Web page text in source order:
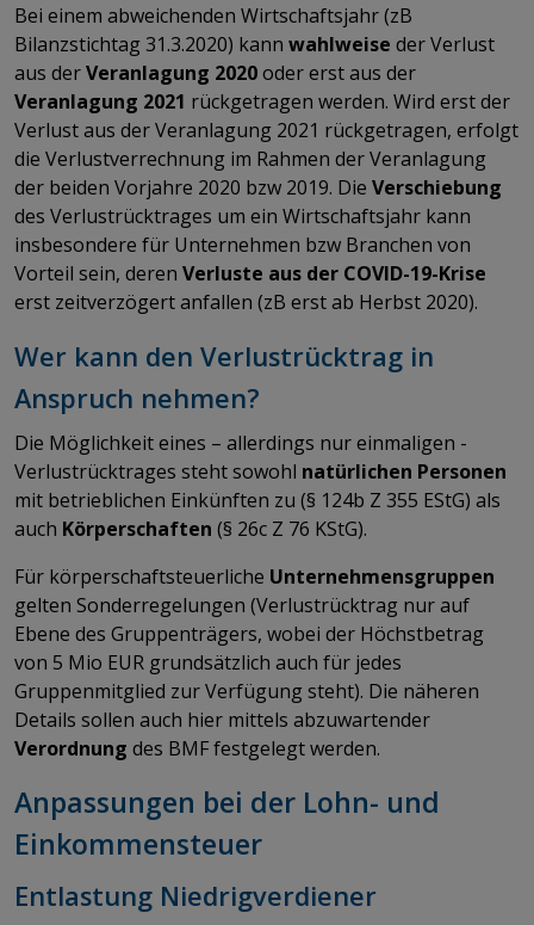
Bei einem abweichenden Wirtschaftsjahr (zB
Bilanzstichtag 31.3.2020) kann wahlweise der Verlust
aus derVeranlagung 2020oder erst aus der
Veranlagung 2021 rückgetragen werden. Wird erst der
Verlust aus der Veranlagung 2021 rückgetragen, erfolgt
die Verlustverrechnung im Rahmen der Veranlagung
der beiden Vorjahre 2020 bzw 2019. Die Verschiebung
des Verlustrücktrages um ein Wirtschaftsjahr kann
insbesondere für Unternehmen bzw Branchen von
Vorteil sein, deren Verluste aus der COVID-19-Krise
erst zeitverzögert anfallen (zB erst ab Herbst 2020).
Wer kann den Verlustrücktrag in
Anspruch nehmen?
Die Möglichkeit eines – allerdings nur einmaligen -
Verlustrücktrages steht sowohl natürlichen Personen
mit betrieblichen Einkünften zu (§ 124b Z 355 EStG) als
auch Körperschaften (§ 26c Z 76 KStG).
Für körperschaftsteuerliche Unternehmensgruppen
gelten Sonderregelungen (Verlustrücktrag nur auf
Ebene des Gruppenträgers, wobei der Höchstbetrag
von 5 Mio EUR grundsätzlich auch für jedes
Gruppenmitglied zur Verfügung steht). Die näheren
Details sollen auch hier mittels abzuwartender
Verordnung des BMF festgelegt werden.
Anpassungen bei der Lohn- und
Einkommensteuer
Entlastung Niedrigverdiener